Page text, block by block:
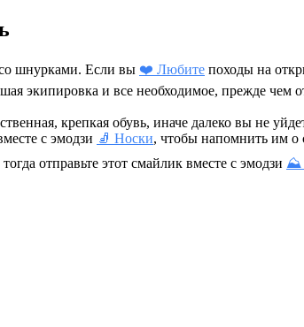
со шнурками. Если вы ❤️ Любите походы на
экипировка и все необходимое, прежде чем
крепкая обувь, иначе далеко вы не
с эмодзи 🧦 Носки, чтобы напомнить им о
отправьте этот смайлик вместе с эмодзи ⛰️